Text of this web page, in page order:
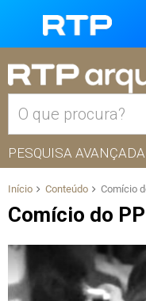
PESQUISA AVANÇADA
Início Conteúdo Comício
Comício do